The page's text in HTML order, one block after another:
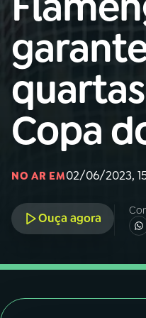
01 INÍCIO
02A RÁDIO
03 PROGRAMAÇÃO
04PROGRAMAS
PODCASTS
06VIDEOCASTS
Copa
NO AR EM02/06/2023,
Ouça agora